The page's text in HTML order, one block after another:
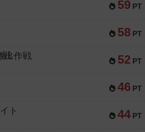
59 PT
58 PT
52 PT
出作戦
46 PT
44 PT
ト